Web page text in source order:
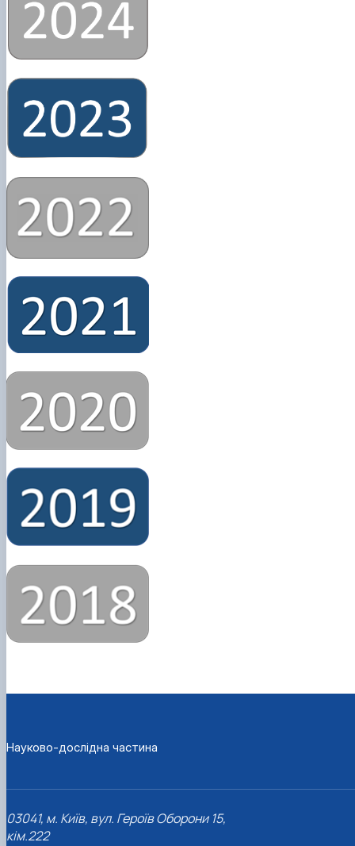
Науково-дослідна частина
03041, м. Київ, вул. Героїв Оборони 15,
кім.222